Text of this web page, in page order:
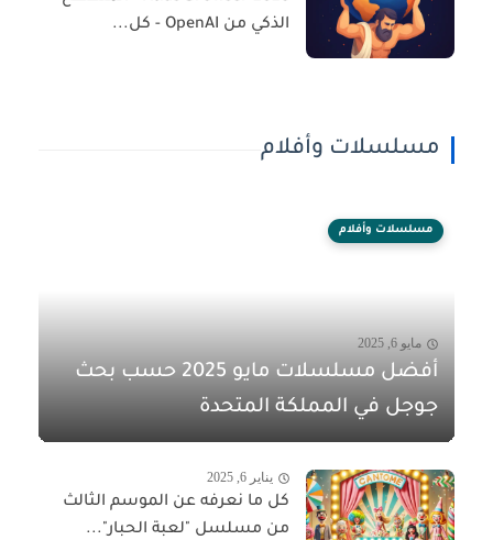
الذكي من OpenAI - كل...
مسلسلات وأفلام
مسلسلات وأفلام
مايو 6, 2025
أفضل مسلسلات مايو 2025 حسب بحث
جوجل في المملكة المتحدة
يناير 6, 2025
كل ما نعرفه عن الموسم الثالث
من مسلسل "لعبة الحبار"...